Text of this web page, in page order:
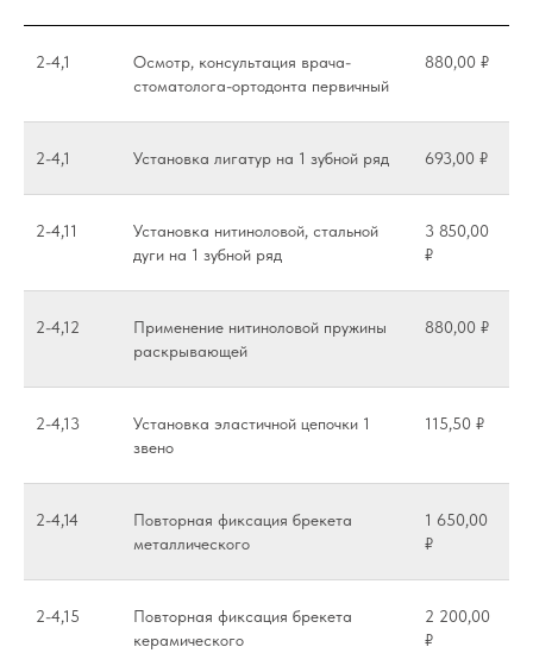
2-4,1
Осмотр, консультация врача-
стоматолога-ортодонта первичный
880,00 ₽
2-4,1 Установка лигатур на 1 зубной ряд 693,00 ₽
2-4,11
Установка нитиноловой, стальной
дуги на 1 зубной ряд
3 850,00
₽
2-4,12
Применение нитиноловой пружины
раскрывающей
880,00 ₽
2-4,13
Установка эластичной цепочки 1
звено
115,50 ₽
2-4,14
Повторная фиксация брекета
металлического
1 650,00
₽
2-4,15
Повторная фиксация брекета
керамического
2 200,00
₽